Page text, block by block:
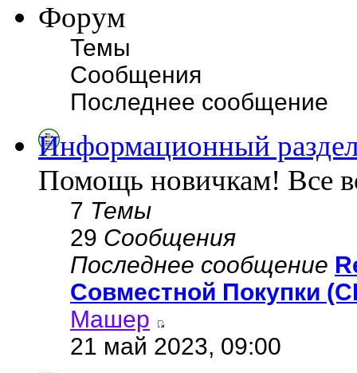
Форум
Темы
Сообщения
Последнее сообщение
Информационный
Помощь новичкам! Все
7 Темы
29 Сообщения
Последнее сообщение
Совместной Покупки
Машер
21 май 2023, 09:00